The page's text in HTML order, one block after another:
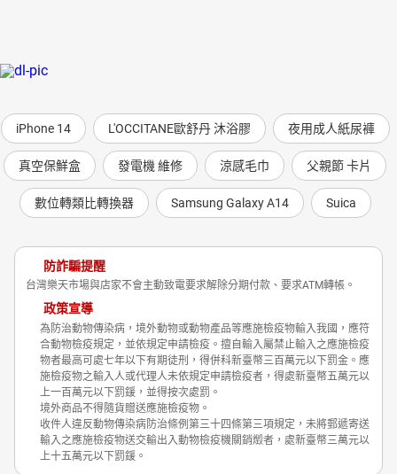
iPhone 14 L'OCCITANE歐舒丹 沐浴膠 夜用成人紙尿褲
真空保鮮盒 發電機 維修 涼感毛巾 父親節 卡片
數位轉類比轉換器 Samsung Galaxy A14 Suica
防詐騙提醒
台灣樂天市場與店家不會主動致電要求解除分期付款、要求ATM轉帳。
政策宣導
為防治動物傳染病，境外動物或動物產品等應施檢疫物輸入我國，應符
合動物檢疫規定，並依規定申請檢疫。擅自輸入屬禁止輸入之應施檢疫
物者最高可處七年以下有期徒刑，得併科新臺幣三百萬元以下罰金。應
施檢疫物之輸入人或代理人未依規定申請檢疫者，得處新臺幣五萬元以
上一百萬元以下罰鍰，並得按次處罰。
境外商品不得隨貨贈送應施檢疫物。
收件人違反動物傳染病防治條例第三十四條第三項規定，未將郵遞寄送
輸入之應施檢疫物送交輸出入動物檢疫機關銷燬者，處新臺幣三萬元以
上十五萬元以下罰鍰。